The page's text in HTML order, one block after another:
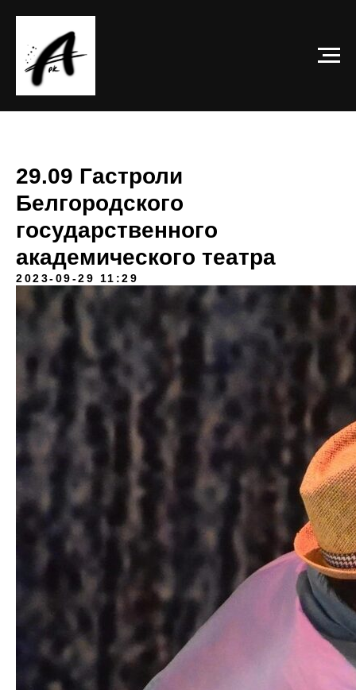
29.09 Гастроли
Белгородского
государственного
академического театра
2023-09-29 11:29